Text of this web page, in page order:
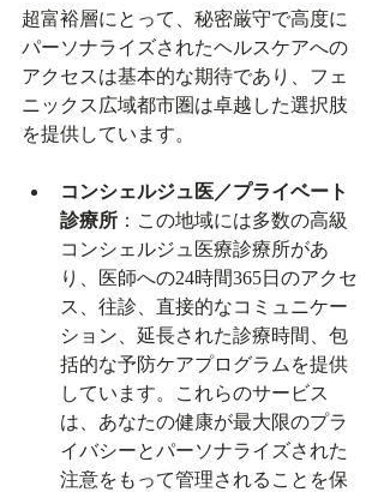
超富裕層にとって、秘密厳守で高度に
パーソナライズされたヘルスケアへの
アクセスは基本的な期待であり、フェ
ニックス広域都市圏は卓越した選択肢
を提供しています。
コンシェルジュ医／プライベート
診療所 ：この地域には多数の高級
コンシェルジュ医療診療所があ
り、医師への24時間365日のアクセ
ス、往診、直接的なコミュニケー
ション、延長された診療時間、包
括的な予防ケアプログラムを提供
しています。これらのサービス
は、あなたの健康が最大限のプラ
イバシーとパーソナライズされた
注意をもって管理されることを保